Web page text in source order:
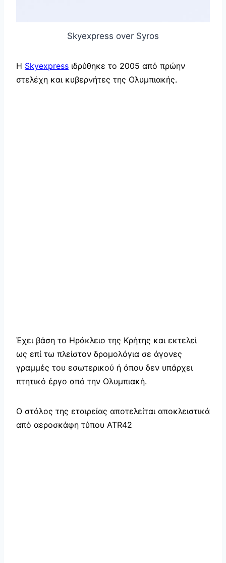
Skyexpress over Syros
Η Skyexpress ιδρύθηκε το 2005 από πρώην
στελέχη και κυβερνήτες της Ολυμπιακής.
Έχει βάση το Ηράκλειο της Κρήτης και εκτελεί
ως επί τω πλείστον δρομολόγια σε άγονες
γραμμές του εσωτερικού ή όπου δεν υπάρχει
πτητικό έργο από την Ολυμπιακή.
Ο στόλος της εταιρείας αποτελείται αποκλειστικά
από αεροσκάφη τύπου ATR42